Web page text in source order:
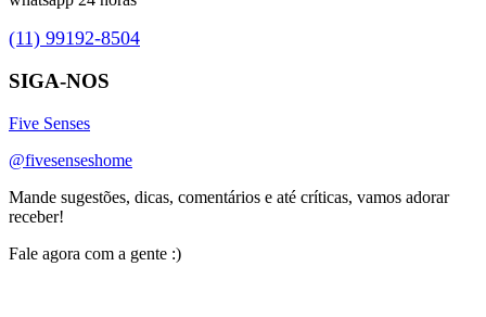
(11) 99192-8504
SIGA-NOS
Five Senses
@fivesenseshome
Mande sugestões, dicas, comentários e até críticas, vamos adorar
receber!
Fale agora com a gente :)